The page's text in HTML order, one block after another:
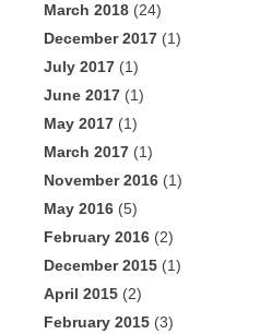
March 2018 (24)
December 2017 (1)
July 2017 (1)
June 2017 (1)
May 2017 (1)
March 2017 (1)
November 2016 (1)
May 2016 (5)
February 2016 (2)
December 2015 (1)
April 2015 (2)
February 2015 (3)